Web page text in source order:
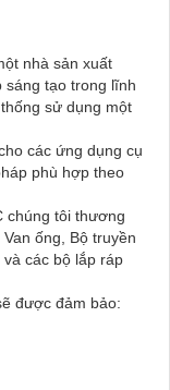
nhà sản xuất
sáng tạo trong lĩnh
sử dụng một
các ứng dụng cụ
phù hợp theo
chúng tôi thương
ống, Bộ truyền
các bộ lắp ráp
được đảm bảo:​